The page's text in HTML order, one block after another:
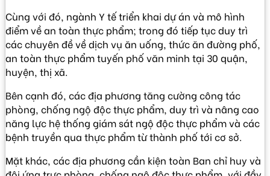
Cùng với đó, ngành Y tế triển khai dự án và mô hình
điểm về an toàn thực phẩm; trong đó tiếp tục duy trì
các chuyên đề về dịch vụ ăn uống, thức ăn đường phố,
an toàn thực phẩm tuyến phố văn minh tại 30 quận,
huyện, thị xã.
Bên cạnh đó, các địa phương tăng cường công tác
phòng, chống ngộ độc thực phẩm, duy trì và nâng cao
năng lực hệ thống giám sát ngộ độc thực phẩm và các
bệnh truyền qua thực phẩm từ thành phố tới cơ sở.
Mặt khác, các địa phương cần kiện toàn Ban chỉ huy và